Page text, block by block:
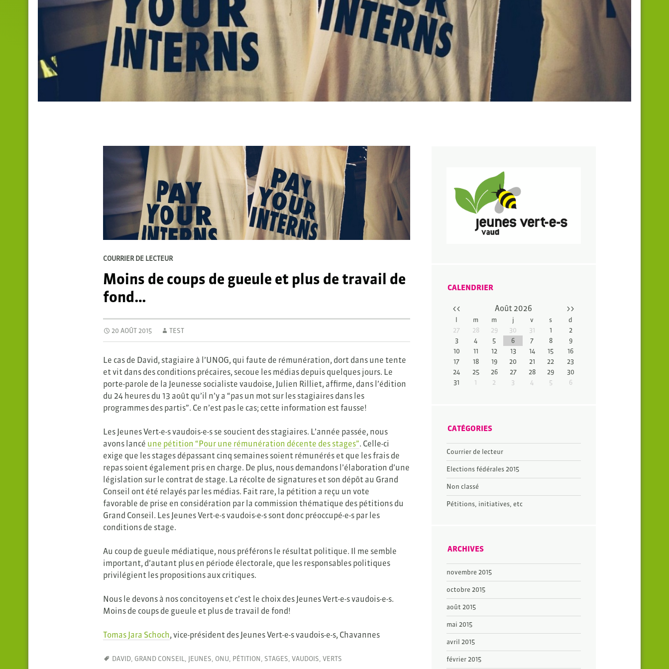
COURRIER DE LECTEUR
Moins de coups de gueule et plus de travail de
fond…
20 AOÛT 2015 TEST
Le cas de David, stagiaire à l’UNOG, qui faute de rémunération, dort dans une tente
et vit dans des conditions précaires, secoue les médias depuis quelques jours. Le
porte-parole de la Jeunesse socialiste vaudoise, Julien Rilliet, affirme, dans l’édition
du 24 heures du 13 août qu’il n’y a “pas un mot sur les stagiaires dans les
programmes des partis”. Ce n’est pas le cas; cette information est fausse!
Les Jeunes Vert-e-s vaudois-e-s se soucient des stagiaires. L’année passée, nous
avons lancé une pétition “Pour une rémunération décente des stages”. Celle-ci
exige que les stages dépassant cinq semaines soient rémunérés et que les frais de
repas soient également pris en charge. De plus, nous demandons l’élaboration d’une
législation sur le contrat de stage. La récolte de signatures et son dépôt au Grand
Conseil ont été relayés par les médias. Fait rare, la pétition a reçu un vote
favorable de prise en considération par la commission thématique des pétitions du
Grand Conseil. Les Jeunes Vert-e-s vaudois-e-s sont donc préoccupé-e-s par les
conditions de stage.
Au coup de gueule médiatique, nous préférons le résultat politique. Il me semble
important, d’autant plus en période électorale, que les responsables politiques
privilégient les propositions aux critiques.
Nous le devons à nos concitoyens et c’est le choix des Jeunes Vert-e-s vaudois-e-s.
Moins de coups de gueule et plus de travail de fond!
Tomas Jara Schoch, vice-président des Jeunes Vert-e-s vaudois-e-s, Chavannes
DAVID, GRAND CONSEIL, JEUNES, ONU, PÉTITION, STAGES, VAUDOIS, VERTS
CALENDRIER
<< Août 2026 >>
l m m j v s
d
27
28 29 30 31 1
2
3
4 5 6 7 8
9
10
11 12 13 14 15
16
17
18 19 20 21 22
23
24
25 26 27 28 29
30
31
1 2 3 4 5 6
CATÉGORIES
Courrier de lecteur
Elections fédérales 2015
Non classé
Pétitions, initiatives, etc
ARCHIVES
novembre 2015
octobre 2015
août 2015
mai 2015
avril 2015
février 2015